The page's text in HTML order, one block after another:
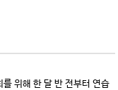
위해 한 달 반 전부터 연습